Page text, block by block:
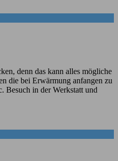
denn das kann alles mögliche
die bei Erwärmung anfangen zu
Besuch in der Werkstatt und